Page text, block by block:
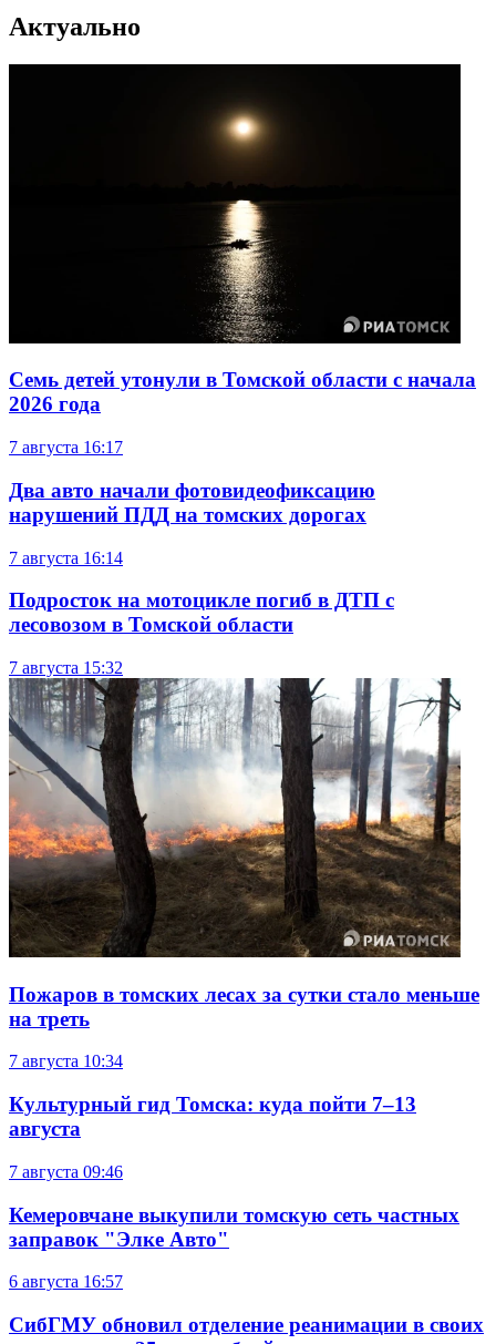
Актуально
Семь детей утонули в Томской области с начала
2026 года
7 августа 16:17
Два авто начали фотовидеофиксацию
нарушений ПДД на томских дорогах
7 августа 16:14
Подросток на мотоцикле погиб в ДТП с
лесовозом в Томской области
7 августа 15:32
Пожаров в томских лесах за сутки стало меньше
на треть
7 августа 10:34
Культурный гид Томска: куда пойти 7–13
августа
7 августа 09:46
Кемеровчане выкупили томскую сеть частных
заправок "Элке Авто"
6 августа 16:57
СибГМУ обновил отделение реанимации в своих